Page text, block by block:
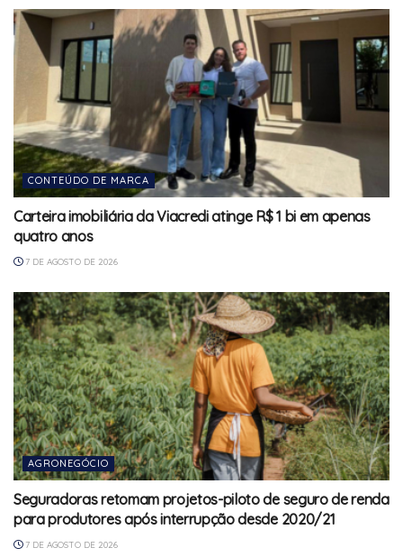
CONTEÚDO DE MARCA
Carteira imobiliária da Viacredi atinge R$ 1 bi em apenas
quatro anos
7 DE AGOSTO DE 2026
AGRONEGÓCIO
Seguradoras retomam projetos-piloto de seguro de renda
para produtores após interrupção desde 2020/21
7 DE AGOSTO DE 2026